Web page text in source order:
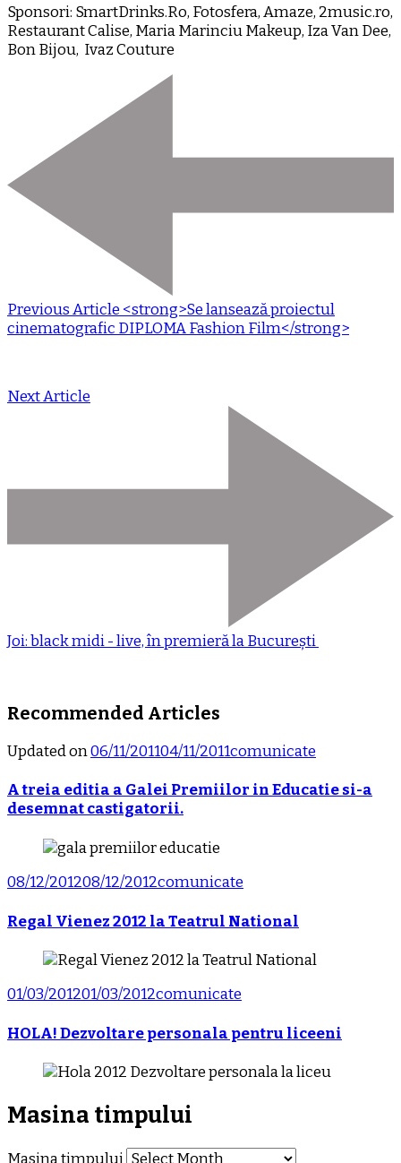
Sponsori: SmartDrinks.Ro, Fotosfera, Amaze, 2music.ro,
Restaurant Calise, Maria Marinciu Makeup, Iza Van Dee,
Bon Bijou, Ivaz Couture
Previous Article <strong>Se lansează proiectul
cinematografic DIPLOMA Fashion Film</strong>
Next Article
Joi: black midi - live, în premieră la București
Recommended Articles
Updated on06/11/201104/11/2011comunicate
A treia editia a Galei Premiilor in Educatie si-a
desemnat castigatorii.
08/12/201208/12/2012comunicate
Regal Vienez 2012 la Teatrul National
01/03/201201/03/2012comunicate
HOLA! Dezvoltare personala pentru liceeni
Masina timpului
Masina timpului